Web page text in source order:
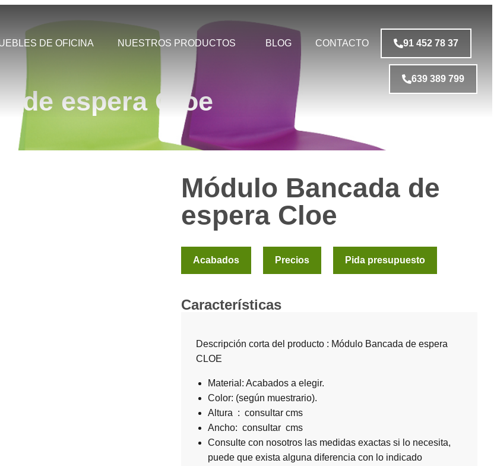
DE OFICINA NUESTROS PRODUCTOS BLOG CONTACTO 91 452 78 37
639 389 799
de espera Cloe
Módulo Bancada de
espera Cloe
Acabados Precios Pida presupuesto
Características
Descripción corta del producto : Módulo Bancada de espera
CLOE
Material: Acabados a elegir.
Color: (según muestrario).
Altura : consultar cms
Ancho: consultar cms
Consulte con nosotros las medidas exactas si lo necesita,
puede que exista alguna diferencia con lo indicado